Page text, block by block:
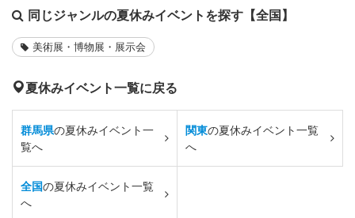
同じジャンルの夏休みイベントを探す【全国】
美術展・博物展・展示会
夏休みイベント一覧に戻る
群馬県の夏休みイベント一
覧へ
関東の夏休みイベント一覧
へ
全国の夏休みイベント一覧
へ